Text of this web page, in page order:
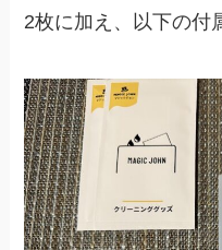
2枚に加え、以下の付